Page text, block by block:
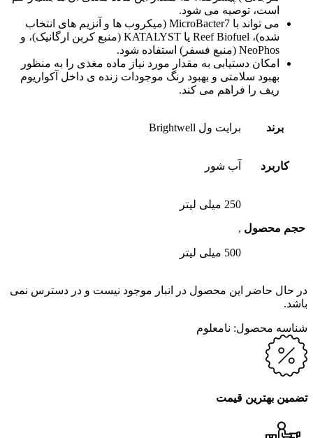
است، توصیه می شود.
می تواند با MicroBacter7 (میکروب ها و آنزیم های انتخاب
شده)، Reef Biofuel یا KATALYST (منبع کربن ارگانیک)، و
NeoPhos (منبع فسفر) استفاده شود.
امکان دستیابی به مقدار مورد نیاز ماده مغذی را به منظور
بهبود سلامتی و بهبود رنگ موجودات زنده ی داخل آکواریوم
ریف را فراهم می کند.
برند برایت ول Brightwell
کاربرد آب شور
حجم محصول
250 میلی لیتر
,
500 میلی لیتر
در حال حاضر این محصول در انبار موجود نیست و در دسترس نمی
باشد.
شناسه محصول: نامعلوم
تضمین بهترین قیمت